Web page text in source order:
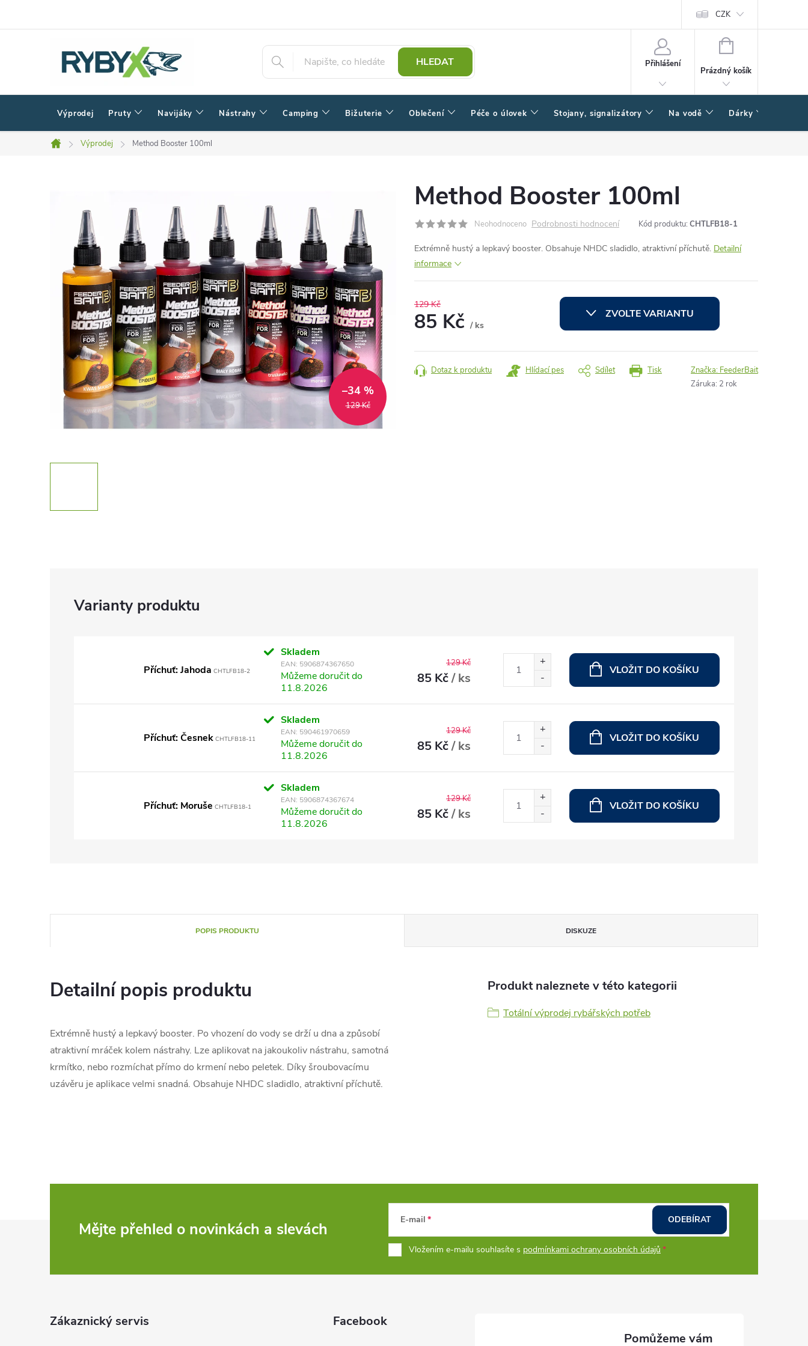
CZK
HLEDAT Přihlášení
NÁKUPNÍ
Prázdný košík
Výprodej Pruty Navijáky Nástrahy Camping Bižuterie Oblečení Péče o úlovek Stojany, signalizátory Na vodě Dárky
Domů
Výprodej Method Booster 100ml
129 Kč
–34 %
Method Booster 100ml
Neohodnoceno Podrobnosti hodnocení Kód produktu: CHTLFB18-1
Extrémně hustý a lepkavý booster. Obsahuje NHDC sladidlo, atraktivní příchutě. Detailní
informace
129 Kč
85 Kč / ks
cena:
ZVOLTE VARIANTU
Tisk
Dotaz k produktu Hlídací pes Sdílet Značka: FeederBait
Záruka: 2 rok
Příchuť: Jahoda CHTLFB18-2
Skladem
EAN: 5906874367650
Můžeme doručit do
11.8.2026
129 Kč
85 Kč/ ks VLOŽIT DO KOŠÍKU
Příchuť: Česnek CHTLFB18-11
Skladem
EAN: 590461970659
Můžeme doručit do
11.8.2026
129 Kč
85 Kč/ ks VLOŽIT DO KOŠÍKU
Příchuť: Moruše CHTLFB18-1
Skladem
EAN: 5906874367674
Můžeme doručit do
11.8.2026
129 Kč
85 Kč/ ks VLOŽIT DO KOŠÍKU
POPIS PRODUKTU DISKUZE
Detailní popis produktu
Extrémně hustý a lepkavý booster. Po vhození do vody se drží u dna a způsobí
atraktivní mráček kolem nástrahy. Lze aplikovat na jakoukoliv nástrahu, samotná
krmítko, nebo rozmíchat přímo do krmení nebo peletek. Díky šroubovacímu
uzávěru je aplikace velmi snadná. Obsahuje NHDC sladidlo, atraktivní příchutě.
Produkt naleznete v této kategorii
Totální výprodej rybářských potřeb
Mějte přehled o novinkách a slevách E-mail
Vložením e-mailu souhlasíte s podmínkami ochrany osobních údajů
ODEBÍRAT
Zákaznický servis Facebook